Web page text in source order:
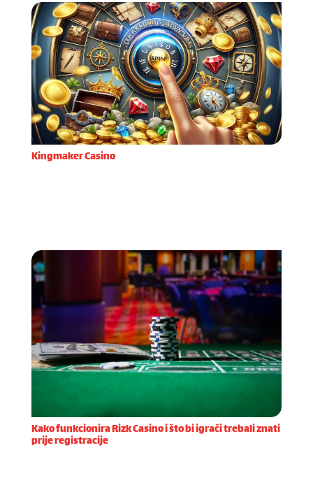
Kingmaker Casino
Kako funkcionira Rizk Casino i što bi igrači trebali znati
prije registracije